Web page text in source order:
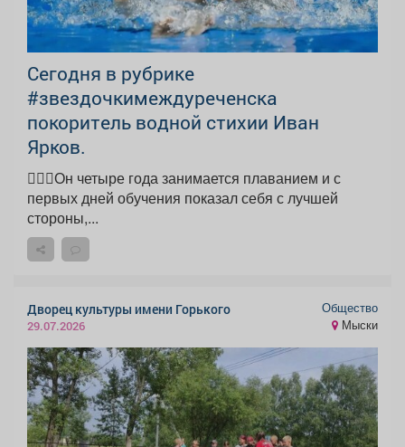
Сегодня в рубрике
#звездочкимеждуреченска
покоритель водной стихии Иван
Ярков.
🏊🏻‍♂️Он четыре года занимается плаванием и с
первых дней обучения показал себя с лучшей
стороны,...
Дворец культуры имени Горького
29.07.2026
Общество
Мыски